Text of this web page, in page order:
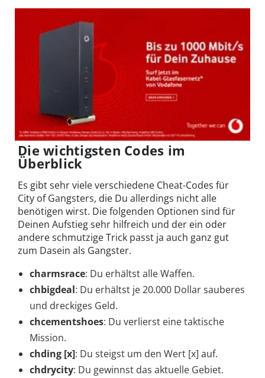
Die wichtigsten Codes im
Überblick
Es gibt sehr viele verschiedene Cheat-Codes für
City of Gangsters, die Du allerdings nicht alle
benötigen wirst. Die folgenden Optionen sind für
Deinen Aufstieg sehr hilfreich und der ein oder
andere schmutzige Trick passt ja auch ganz gut
zum Dasein als Gangster.
charmsrace: Du erhältst alle Waffen.
chbigdeal: Du erhältst je 20.000 Dollar sauberes
und dreckiges Geld.
chcementshoes: Du verlierst eine taktische
Mission.
chding [x]: Du steigst um den Wert [x] auf.
chdrycity: Du gewinnst das aktuelle Gebiet.